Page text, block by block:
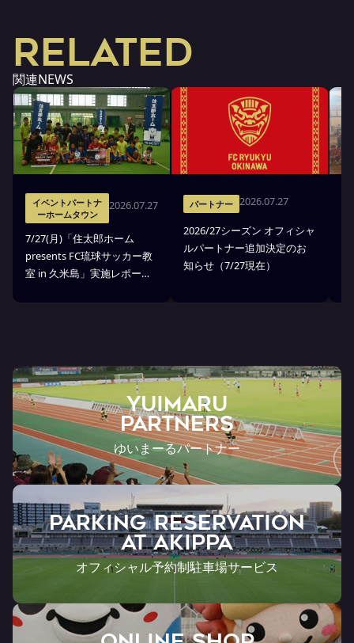
RELATED
関連NEWS
イベントパートナ
ーホームタウン
2026.07.27
7/27(月)「住太郎ホーム
presents FC琉球サッカー教
室 in 久米島」実施レポー
パートナー 2026.07.27
2026/27シーズン オフィシャ
ルパートナー追加決定のお
知らせ（7/27現在）
YUIMARU
Partners
ゆいまーるパートナー
PARKING RESERVATION
AT Akippa
オフィシャル予約制駐車場サービス